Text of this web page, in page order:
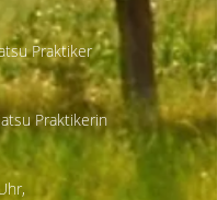
Praktiker
Praktikerin